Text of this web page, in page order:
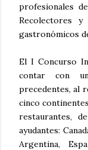
profesionales
Recolectores
gastronómicos
El I Concurso
contar con
precedentes, al
cinco
restaurantes,
ayudantes:
Argentina,